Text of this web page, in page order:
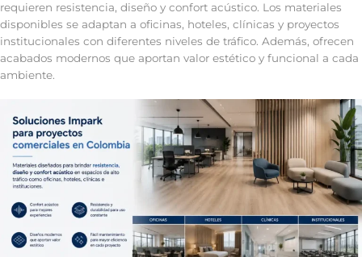
requieren resistencia, diseño y confort acústico. Los materiales
disponibles se adaptan a oficinas, hoteles, clínicas y proyectos
institucionales con diferentes niveles de tráfico. Además, ofrecen
acabados modernos que aportan valor estético y funcional a cada
ambiente.